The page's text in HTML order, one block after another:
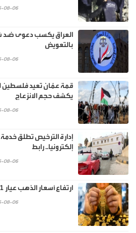
08-06
العراق يكسب دعوى ضد
بالتعويض
08-06
قمة عمّان تعيد فلسطين
يكشف حجم الانزعاج
08-06
إدارة الترخيص تطلق
إلكترونيا.. رابط
08-06
ارتفاع أسعار الذهب عيار 21 بمقدار 1.1 دينار محليا
08-06